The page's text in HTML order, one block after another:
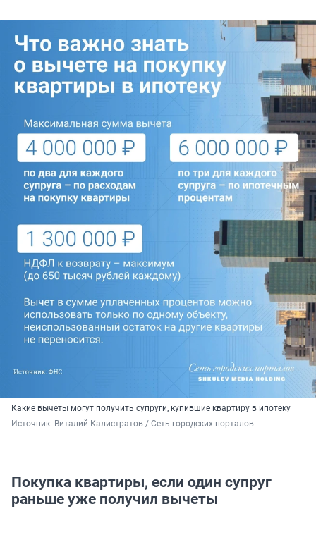
Какие вычеты могут получить супруги, купившие квартиру в ипотеку
Источник: Виталий Калистратов / Сеть городских порталов
Покупка квартиры, если один супруг
раньше уже получил вычеты